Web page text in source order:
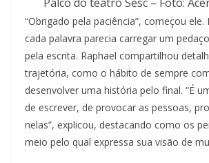
“Obrigado pela paciência”, começou ele.
cada palavra parecia carregar um
pela escrita. Raphael compartilhou
trajetória, como o hábito de sempre
desenvolver uma história pelo final. “É
de escrever, de provocar as pessoas,
nelas”, explicou, destacando como os
meio pelo qual expressa sua visão de